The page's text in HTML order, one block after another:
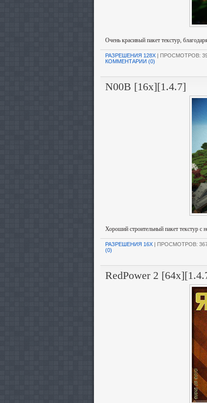
Очень красивый пакет текстур,
РАЗРЕШЕНИЯ 128X | ПРОСМОТРОВ:
КОММЕНТАРИИ (0)
N00B [16x][1.4.7]
Хороший строительный пакет текстур с
РАЗРЕШЕНИЯ 16X | ПРОСМОТРОВ:
(0)
RedPower 2